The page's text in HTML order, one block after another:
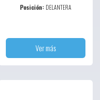
Posición: DELANTERA
Ver más